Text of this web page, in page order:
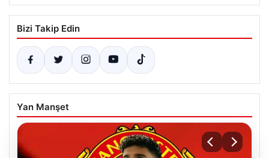
Bizi Takip Edin
Yan Manşet